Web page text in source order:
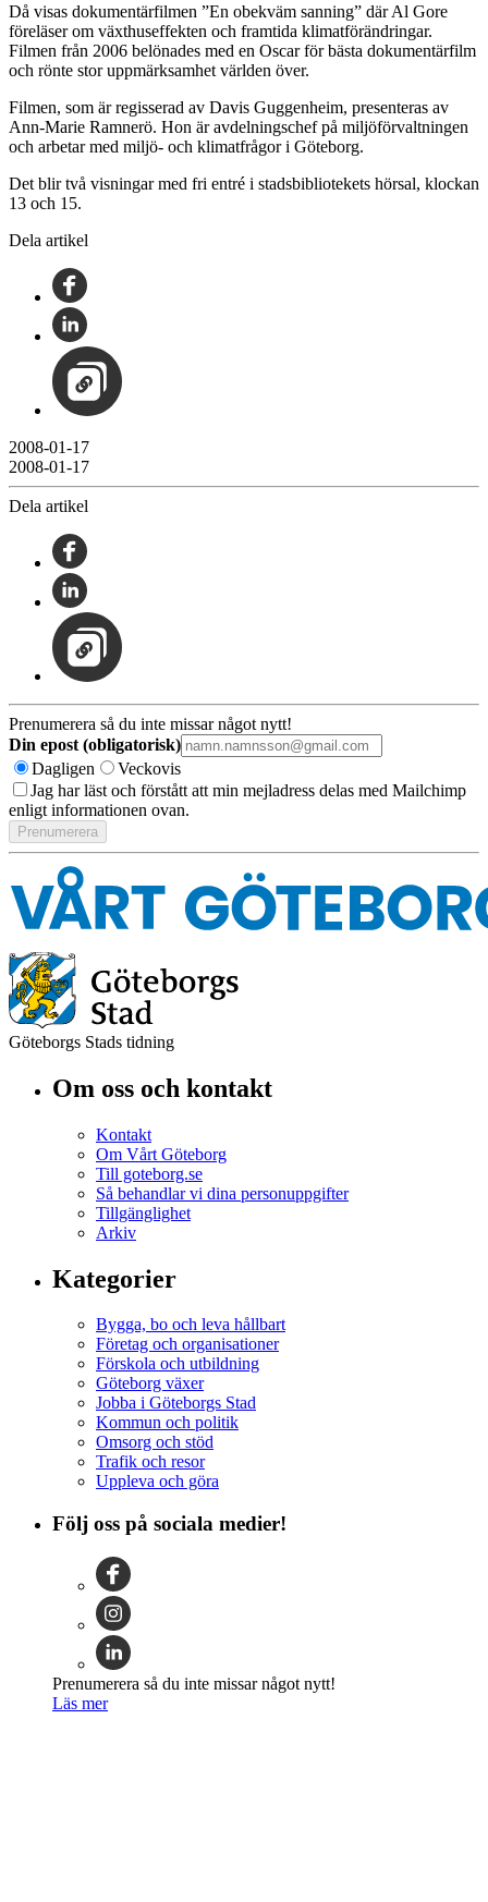
Då visas dokumentärfilmen ”En obekväm sanning” där Al Gore
föreläser om växthuseffekten och framtida klimatförändringar.
Filmen från 2006 belönades med en Oscar för bästa dokumentärfilm
och rönte stor uppmärksamhet världen över.
Filmen, som är regisserad av Davis Guggenheim, presenteras av
Ann-Marie Ramnerö. Hon är avdelningschef på miljöförvaltningen
och arbetar med miljö- och klimatfrågor i Göteborg.
Det blir två visningar med fri entré i stadsbibliotekets hörsal, klockan
13 och 15.
Dela artikel
2008-01-17
2008-01-17
Dela artikel
Prenumerera så du inte missar något nytt!
Din epost (obligatorisk)
Dagligen
Veckovis
Jag har läst och förstått att min mejladress delas med Mailchimp
enligt informationen ovan.
Göteborgs Stads tidning
Om oss och kontakt
Kontakt
Om Vårt Göteborg
Till goteborg.se
Så behandlar vi dina personuppgifter
Tillgänglighet
Arkiv
Kategorier
Bygga, bo och leva hållbart
Företag och organisationer
Förskola och utbildning
Göteborg växer
Jobba i Göteborgs Stad
Kommun och politik
Omsorg och stöd
Trafik och resor
Uppleva och göra
Följ oss på sociala medier!
Prenumerera så du inte missar något nytt!
Läs mer